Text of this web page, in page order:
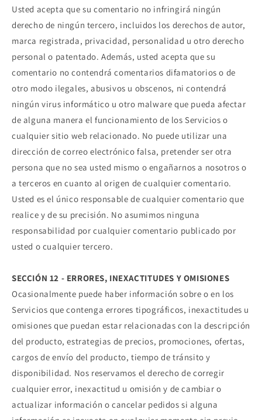
Usted acepta que su comentario no infringirá ningún
derecho de ningún tercero, incluidos los derechos de autor,
marca registrada, privacidad, personalidad u otro derecho
personal o patentado. Además, usted acepta que su
comentario no contendrá comentarios difamatorios o de
otro modo ilegales, abusivos u obscenos, ni contendrá
ningún virus informático u otro malware que pueda afectar
de alguna manera el funcionamiento de los Servicios o
cualquier sitio web relacionado. No puede utilizar una
dirección de correo electrónico falsa, pretender ser otra
persona que no sea usted mismo o engañarnos a nosotros o
a terceros en cuanto al origen de cualquier comentario.
Usted es el único responsable de cualquier comentario que
realice y de su precisión. No asumimos ninguna
responsabilidad por cualquier comentario publicado por
usted o cualquier tercero.
SECCIÓN 12 - ERRORES, INEXACTITUDES Y OMISIONES
Ocasionalmente puede haber información sobre o en los
Servicios que contenga errores tipográficos, inexactitudes u
omisiones que puedan estar relacionadas con la descripción
del producto, estrategias de precios, promociones, ofertas,
cargos de envío del producto, tiempo de tránsito y
disponibilidad. Nos reservamos el derecho de corregir
cualquier error, inexactitud u omisión y de cambiar o
actualizar información o cancelar pedidos si alguna